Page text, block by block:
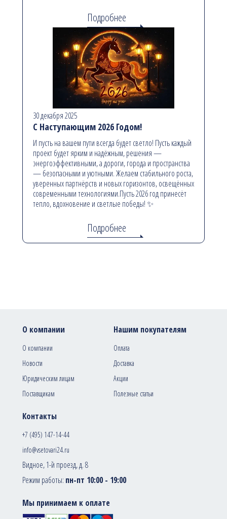
Подробнее
30 декабря 2025
С Наступающим 2026 Годом!
И пусть на вашем пути всегда будет светло! Пусть каждый
проект будет ярким и надёжным, решения —
энергоэффективными, а дороги, города и пространства
— безопасными и уютными. Желаем стабильного роста,
уверенных партнёрств и новых горизонтов, освещённых
современными технологиями.Пусть 2026 год принесёт
тепло, вдохновение и светлые победы! ✨
Подробнее
Контакты
+7 (495) 147-14-44
info@vsetovari24.ru
Видное, 1-й проезд, д. 8
Режим работы: пн-пт 10:00 - 19:00
О компании
О компании
Новости
Юридическим лицам
Поставщикам
Нашим покупателям
Оплата
Доставка
Акции
Полезные статьи
Мы принимаем к оплате